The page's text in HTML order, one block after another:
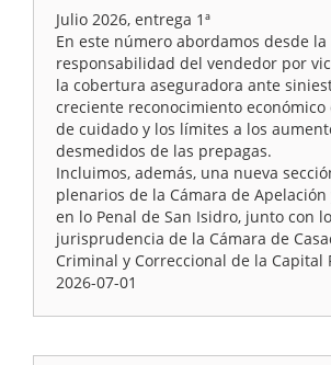
Julio 2026, entrega 1ª
En este número abordamos desde la
responsabilidad del vendedor por
la cobertura aseguradora ante
creciente reconocimiento económico
de cuidado y los límites a los
desmedidos de las prepagas.
Incluimos, además, una nueva
plenarios de la Cámara de Apelación
en lo Penal de San Isidro, junto con
jurisprudencia de la Cámara de
Criminal y Correccional de la Capital
2026-07-01